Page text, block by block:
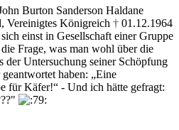
Burton Sanderson Haldane
Vereinigtes Königreich † 01.12.1964
einst in Gesellschaft einer Gruppe
Frage, was man wohl über die
der Untersuchung seiner Schöpfung
haben: „Eine
für Käfer!“ - Und ich hätte gefragt: